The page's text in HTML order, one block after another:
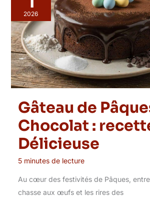
2026
Gâteau de
Chocolat :
Délicieuse
5 minutes de lecture
Au cœur des festivités de Pâques,
chasse aux œufs et les rires des